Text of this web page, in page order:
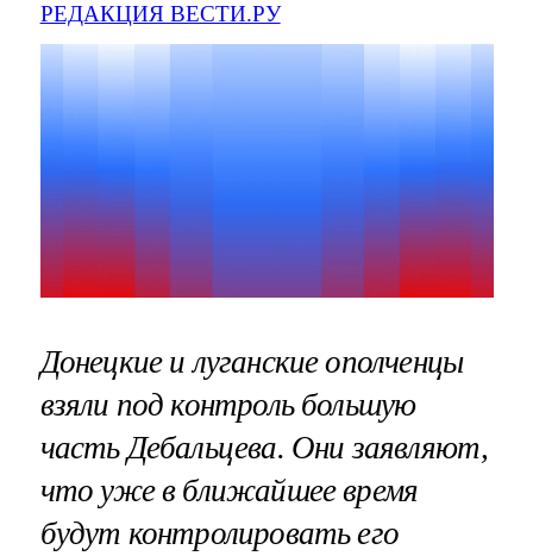
РЕДАКЦИЯ ВЕСТИ.РУ
Донецкие и луганские ополченцы
взяли под контроль большую
часть Дебальцева. Они заявляют,
что уже в ближайшее время
будут контролировать его